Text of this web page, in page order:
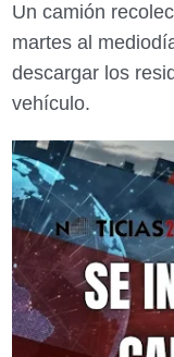
Un camión
martes al
descargar los
vehículo.